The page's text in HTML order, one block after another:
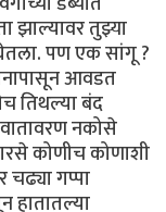
झाल्यावर तुझ्या
घेतला. पण एक सांगू ?
आवडत
तिथल्या बंद
नकोसे
कोणीच कोणाशी
गप्पा
हातातल्या